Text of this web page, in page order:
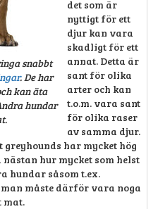
snabbt
. De har
kan äta
hundar
det som är
nyttigt för ett
djur kan vara
skadligt för ett
annat. Detta är
sant för olika
arter och kan
t.o.m. vara sant
för olika raser
av samma djur.
greyhounds har mycket hög
hur mycket som helst
hundar såsom t.ex.
måste därför vara noga
mat.